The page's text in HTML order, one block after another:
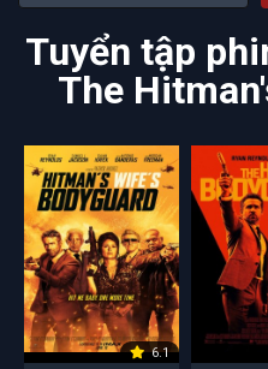
Tuyển tập
The
6.1